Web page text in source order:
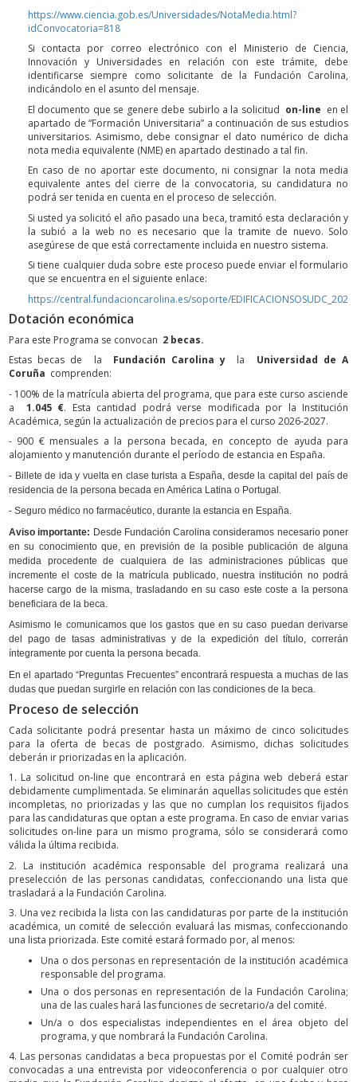
https://www.ciencia.gob.es/Universidades/NotaMedia.html?
idConvocatoria=818
Si contacta por correo electrónico con el Ministerio de Ciencia,
Innovación y Universidades en relación con este trámite, debe
identificarse siempre como solicitante de la Fundación Carolina,
indicándolo en el asunto del mensaje.
El documento que se genere debe subirlo a la solicitud on-line en el
apartado de “Formación Universitaria” a continuación de sus estudios
universitarios. Asimismo, debe consignar el dato numérico de dicha
nota media equivalente (NME) en apartado destinado a tal fin.
En caso de no aportar este documento, ni consignar la nota media
equivalente antes del cierre de la convocatoria, su candidatura no
podrá ser tenida en cuenta en el proceso de selección.
Si usted ya solicitó el año pasado una beca, tramitó esta declaración y
la subió a la web no es necesario que la tramite de nuevo. Solo
asegúrese de que está correctamente incluida en nuestro sistema.
Si tiene cualquier duda sobre este proceso puede enviar el formulario
que se encuentra en el siguiente enlace:
https://central.fundacioncarolina.es/soporte/EDIFICACIONSOSUDC_2026
Dotación económica
Para este Programa se convocan 2 becas.
Estas becas de la Fundación Carolina y la Universidad de A
Coruña comprenden:
- 100% de la matrícula abierta del programa, que para este curso asciende
a 1.045 €. Esta cantidad podrá verse modificada por la Institución
Académica, según la actualización de precios para el curso 2026-2027.
- 900 € mensuales a la persona becada, en concepto de ayuda para
alojamiento y manutención durante el período de estancia en España.
- Billete de ida y vuelta en clase turista a España, desde la capital del país de
residencia de la persona becada en América Latina o Portugal.
- Seguro médico no farmacéutico, durante la estancia en España.
Aviso importante: Desde Fundación Carolina consideramos necesario poner
en su conocimiento que, en previsión de la posible publicación de alguna
medida procedente de cualquiera de las administraciones públicas que
incremente el coste de la matrícula publicado, nuestra institución no podrá
hacerse cargo de la misma, trasladando en su caso este coste a la persona
beneficiara de la beca.
Asimismo le comunicamos que los gastos que en su caso puedan derivarse
del pago de tasas administrativas y de la expedición del título, correrán
íntegramente por cuenta la persona becada.
En el apartado “Preguntas Frecuentes” encontrará respuesta a muchas de las
dudas que puedan surgirle en relación con las condiciones de la beca.
Proceso de selección
Cada solicitante podrá presentar hasta un máximo de cinco solicitudes
para la oferta de becas de postgrado. Asimismo, dichas solicitudes
deberán ir priorizadas en la aplicación.
1. La solicitud on-line que encontrará en esta página web deberá estar
debidamente cumplimentada. Se eliminarán aquellas solicitudes que estén
incompletas, no priorizadas y las que no cumplan los requisitos fijados
para las candidaturas que optan a este programa. En caso de enviar varias
solicitudes on-line para un mismo programa, sólo se considerará como
válida la última recibida.
2. La institución académica responsable del programa realizará una
preselección de las personas candidatas, confeccionando una lista que
trasladará a la Fundación Carolina.
3. Una vez recibida la lista con las candidaturas por parte de la institución
académica, un comité de selección evaluará las mismas, confeccionando
una lista priorizada. Este comité estará formado por, al menos:
Una o dos personas en representación de la institución académica
responsable del programa.
Una o dos personas en representación de la Fundación Carolina;
una de las cuales hará las funciones de secretario/a del comité.
Un/a o dos especialistas independientes en el área objeto del
programa, y que nombrará la Fundación Carolina.
4. Las personas candidatas a beca propuestas por el Comité podrán ser
convocadas a una entrevista por videoconferencia o por cualquier otro